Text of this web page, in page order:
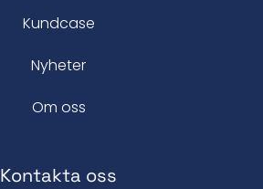
Kundcase
Nyheter
Om oss
Kontakta oss